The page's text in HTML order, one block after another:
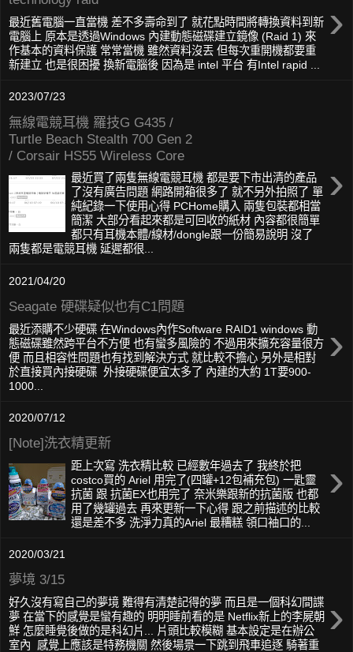
›
最近舊電腦一直當機 差不多壽命到了 就花點時間將轉換資料到新
電腦上 原本是透過Windows 內建動態磁碟建立鏡像 (Raid 1) 來
作基本的資料保護 常常當機 雖然資料沒丟 但每次重開機都要重
新建立 也是很困擾 換新電腦後 因為是 intel 平台 有Intel rapid ...
2023/07/23
無線電競耳機 羅技G G435 /
Turtle Beach Stealth 700 Gen 2
/ Corsair HS55 Wireless Core
›
最近買了兩隻無線電競耳機 都是要下市出清的產品
了沒有廣告問題 網路開箱很多了 就不另外拍照了 單
純紀錄一下使用心得 PCHome購入 兩隻包裝都相當
簡潔 大部分看起來都是可回收的紙材 內容都很簡單
都只有耳機本體/線材/dongle跟一份簡易說明 沒了
兩隻都是電競耳機 延遲都很...
2021/04/20
Seagate 硬碟疑似也有C1問題
›
最近添購不少硬碟 在Windows內作Software RAID1 windows 動
態磁碟雖然跨平台不方便 也有蠻多風險的 不過用來擴充容量很方
便 而且相容性問題也有找到解決方式 就比較不擔心 另外是相對
於直接買內接硬碟 外接硬碟便宜太多了 內建的大約 1T要900-
1000...
2020/07/12
[Note]洗衣精更新
›
距上次寫 洗衣精比較 已經數年過去了 我終於把
costco買的 Ariel 用完了(四罐+12包補充包) 一匙靈
抗菌 跟 抗菌EX也用完了 奈米樂跟新的抗菌版 也都
用了幾罐過去 再來更新一下心得 跟之前描述的比較
還是差不多 洗淨力真的Ariel 最糟糕 領口袖口的...
2020/03/21
夢境 3/15
›
好久沒有寫自己的夢境 難得有清楚記得的夢 而且是一個科幻間諜
夢 在當下的感覺是蠻有趣的 明明睡前看的是 Netflix新上的李屍朝
鮮 怎麼睡覺後做的是科幻片... 片頭比較模糊 基本設定是在辦公
室內 感覺上應該是特務機關 然後場景一下跳到飛車追逐 騎著重